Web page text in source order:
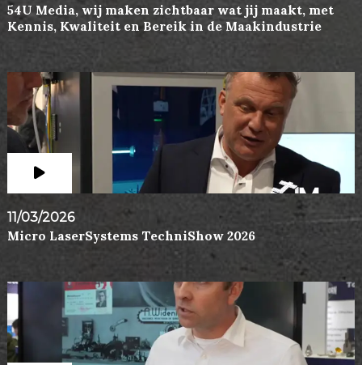
54U Media, wij maken zichtbaar wat jij maakt, met
Kennis, Kwaliteit en Bereik in de Maakindustrie
11/03/2026
Micro LaserSystems TechniShow 2026